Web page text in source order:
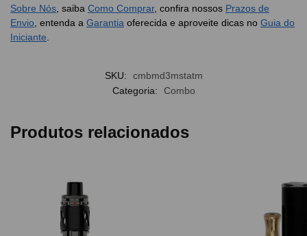
Sobre Nós , saiba Como Comprar, confira nossos Prazos de
Envio , entenda a Garantia oferecida e aproveite dicas no Guia do
Iniciante
SKU:
cmbmd3mstatm
Categoria:
Combo
Produtos relacionados